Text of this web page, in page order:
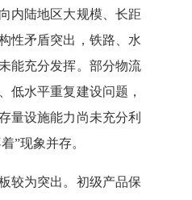
内陆地区大规模、长距
性矛盾突出，铁路、水
能充分发挥。部分物流
低水平重复建设问题，
量设施能力尚未充分利
”现象并存。
较为突出。初级产品保